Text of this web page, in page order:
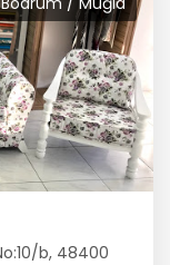
b, 48400